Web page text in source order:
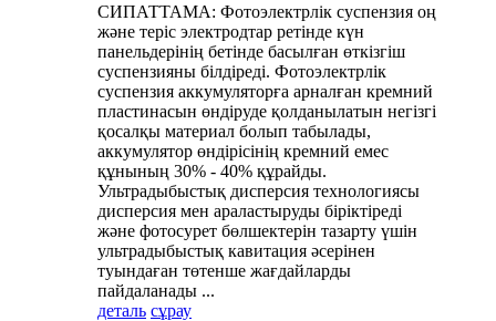
СИПАТТАМА: Фотоэлектрлік суспензия оң
және теріс электродтар ретінде күн
панельдерінің бетінде басылған өткізгіш
суспензияны білдіреді. Фотоэлектрлік
суспензия аккумуляторға арналған кремний
пластинасын өндіруде қолданылатын негізгі
қосалқы материал болып табылады,
аккумулятор өндірісінің кремний емес
құнының 30% - 40% құрайды.
Ультрадыбыстық дисперсия технологиясы
дисперсия мен араластыруды біріктіреді
және фотосурет бөлшектерін тазарту үшін
ультрадыбыстық кавитация әсерінен
туындаған төтенше жағдайларды
пайдаланады ...
деталь сұрау